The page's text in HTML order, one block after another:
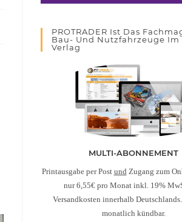
PROTRADER Ist Das
Bau- Und Nutzfahrzeuge Im
Verlag
MULTI-ABONNEMENT
Printausgabe per Post und Zugang zum
nur 6,55€ pro Monat inkl. 19%
Versandkosten innerhalb
monatlich kündbar.